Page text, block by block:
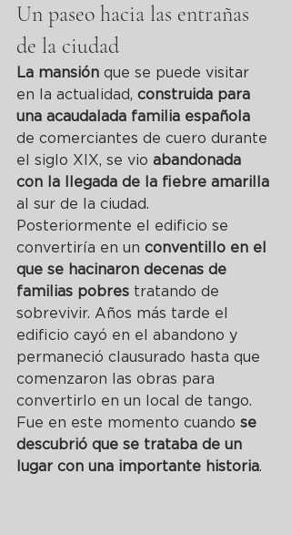
Un paseo hacia las entrañas
de la ciudad
La mansión que se puede visitar
en la actualidad, construida para
una acaudalada familia española
de comerciantes de cuero durante
el siglo XIX, se vio abandonada
con la llegada de la fiebre amarilla
al sur de la ciudad.
Posteriormente el edificio se
convertiría en un conventillo en el
que se hacinaron decenas de
familias pobres tratando de
sobrevivir. Años más tarde el
edificio cayó en el abandono y
permaneció clausurado hasta que
comenzaron las obras para
convertirlo en un local de tango.
Fue en este momento cuando se
descubrió que se trataba de un
lugar con una importante historia.